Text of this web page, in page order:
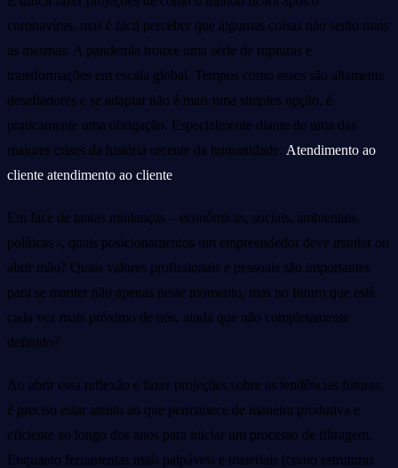
coronavírus, mas é fácil perceber que algumas coisas não serão mais
as mesmas. A pandemia trouxe uma série de rupturas e
transformações em escala global. Tempos como esses são altamente
desafiadores e se adaptar não é mais uma simples opção, é
praticamente uma obrigação. Especialmente diante de uma das
maiores crises da história recente da humanidade. Atendimento ao
cliente atendimento ao cliente
Em face de tantas mudanças – econômicas, sociais, ambientais,
políticas -, quais posicionamentos um empreendedor deve manter ou
abrir mão? Quais valores profissionais e pessoais são importantes
para se manter não apenas neste momento, mas no futuro que está
cada vez mais próximo de nós, ainda que não completamente
definido?
Ao abrir essa reflexão e fazer projeções sobre as tendências futuras,
é preciso estar atento ao que permanece de maneira produtiva e
eficiente ao longo dos anos para iniciar um processo de filtragem.
Enquanto ferramentas mais palpáveis e materiais (como estruturas